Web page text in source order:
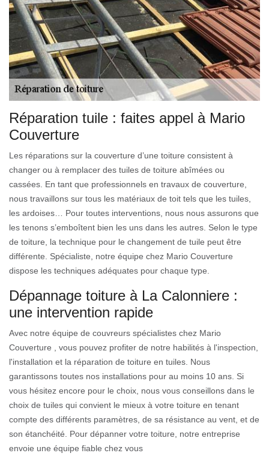
Réparation tuile : faites appel à Mario
Couverture
Les réparations sur la couverture d’une toiture consistent à
changer ou à remplacer des tuiles de toiture abîmées ou
cassées. En tant que professionnels en travaux de couverture,
nous travaillons sur tous les matériaux de toit tels que les tuiles,
les ardoises… Pour toutes interventions, nous nous assurons que
les tenons s’emboîtent bien les uns dans les autres. Selon le type
de toiture, la technique pour le changement de tuile peut être
différente. Spécialiste, notre équipe chez Mario Couverture
dispose les techniques adéquates pour chaque type.
Dépannage toiture à La Calonniere :
une intervention rapide
Avec notre équipe de couvreurs spécialistes chez Mario
Couverture , vous pouvez profiter de notre habilités à l'inspection,
l'installation et la réparation de toiture en tuiles. Nous
garantissons toutes nos installations pour au moins 10 ans. Si
vous hésitez encore pour le choix, nous vous conseillons dans le
choix de tuiles qui convient le mieux à votre toiture en tenant
compte des différents paramètres, de sa résistance au vent, et de
son étanchéité. Pour dépanner votre toiture, notre entreprise
envoie une équipe fiable chez vous